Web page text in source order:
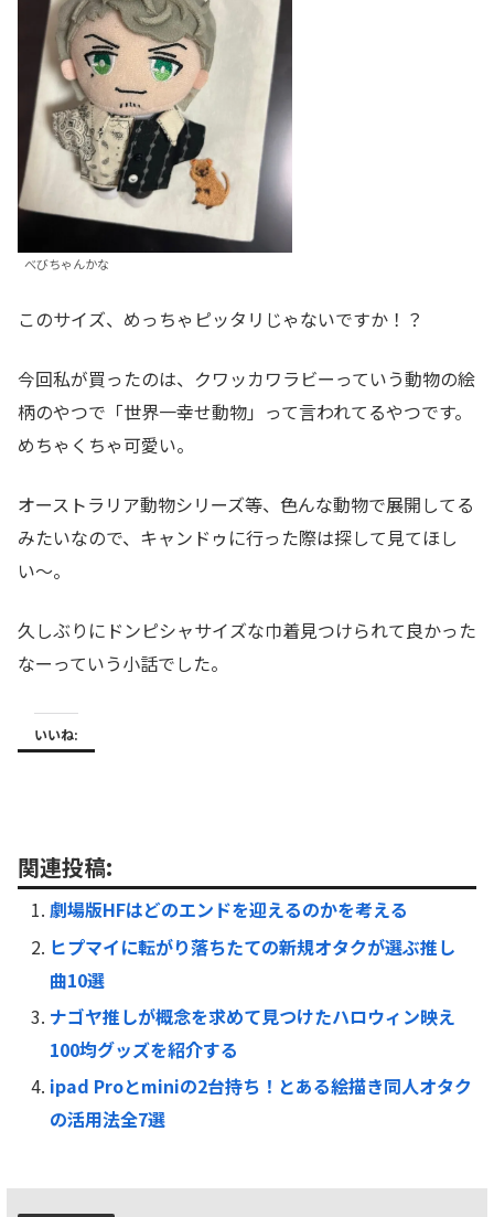
べびちゃんかな
このサイズ、めっちゃピッタリじゃないですか！？
今回私が買ったのは、クワッカワラビーっていう動物の絵
柄のやつで「世界一幸せ動物」って言われてるやつです。
めちゃくちゃ可愛い。
オーストラリア動物シリーズ等、色んな動物で展開してる
みたいなので、キャンドゥに行った際は探して見てほし
い〜。
久しぶりにドンピシャサイズな巾着見つけられて良かった
なーっていう小話でした。
いいね:
関連投稿:
劇場版HFはどのエンドを迎えるのかを考える
ヒプマイに転がり落ちたての新規オタクが選ぶ推し
曲10選
ナゴヤ推しが概念を求めて見つけたハロウィン映え
100均グッズを紹介する
ipad Proとminiの2台持ち！とある絵描き同人オタク
の活用法全7選